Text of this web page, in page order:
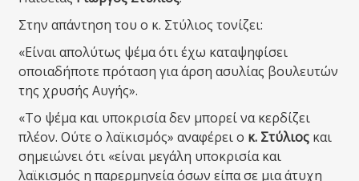
Στην απάντηση του ο κ. Στύλιος τονίζει:
«Είναι απολύτως ψέμα ότι έχω καταψηφίσει
οποιαδήποτε πρόταση για άρση ασυλίας βουλευτών
της χρυσής Αυγής».
«Το ψέμα και υποκρισία δεν μπορεί να κερδίζει
πλέον. Ούτε ο λαϊκισμός» αναφέρει ο κ. Στύλιος και
σημειώνει ότι «είναι μεγάλη υποκρισία και
λαϊκισμός η παρερμηνεία όσων είπα σε μια άτυχη